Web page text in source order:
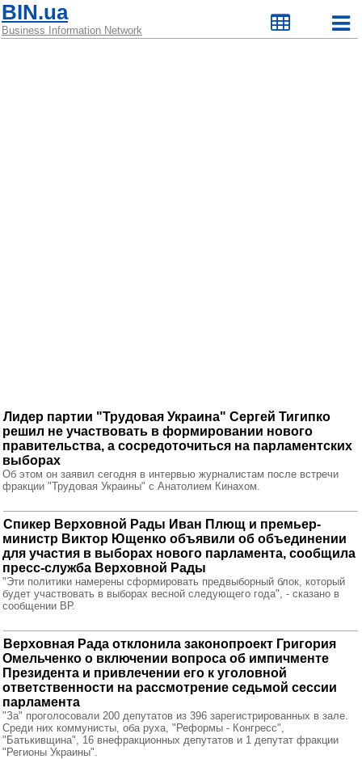
BIN.ua
Business Information Network
Лидер партии "Трудовая Украина" Сергей Тигипко
решил не участвовать в формировании нового
правительства, а сосредоточиться на парламентских
выборах
Об этом он заявил сегодня в интервью журналистам после встречи
фракции "Трудовая Украины" с Анатолием Кинахом.
Спикер Верховной Рады Иван Плющ и премьер-
министр Виктор Ющенко объявили об объединении
для участия в выборах нового парламента, сообщила
пресс-служба Верховной Рады
"Эти политики намерены сформировать предвыборный блок, который
будет участвовать в выборах весной следующего года", - сказано в
сообщении ВР.
Верховная Рада отклонила законопроект Григория
Омельченко о включении вопроса об импичменте
Президента и привлечении его к уголовной
ответственности на рассмотрение седьмой сессии
парламента
"За" проголосовали 200 депутатов из 396 зарегистрированных в зале.
Среди них коммунисты, оба руха, "Реформы - Конгресс",
"Батькивщина", 16 внефракционных депутатов и 1 депутат фракции
"Регионы Украины".